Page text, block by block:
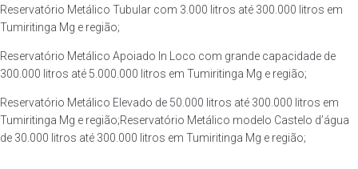
Reservatório Metálico Tubular com 3.000 litros até 300.000 litros em
Tumiritinga Mg e região;
Reservatório Metálico Apoiado In Loco com grande capacidade de
300.000 litros até 5.000.000 litros em Tumiritinga Mg e região;
Reservatório Metálico Elevado de 50.000 litros até 300.000 litros em
Tumiritinga Mg e região;Reservatório Metálico modelo Castelo d’água
de 30.000 litros até 300.000 litros em Tumiritinga Mg e região;